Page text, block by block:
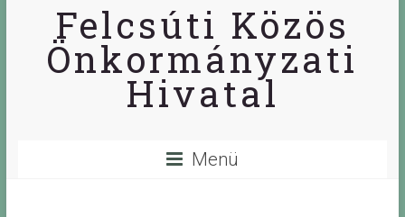
Felcsúti Közös
Önkormányzati
Hivatal
Menü